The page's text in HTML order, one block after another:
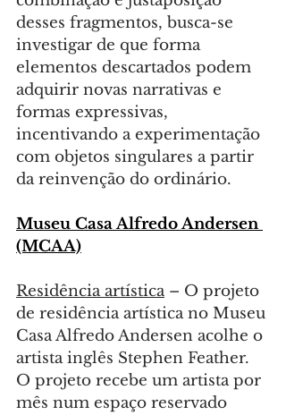
desses fragmentos, busca-se
investigar de que forma
elementos descartados podem
adquirir novas narrativas e
formas expressivas,
incentivando a experimentação
com objetos singulares a partir
da reinvenção do ordinário.
Museu Casa Alfredo Andersen
(MCAA)
Residência artística – O projeto
de residência artística no Museu
Casa Alfredo Andersen acolhe o
artista inglês Stephen Feather.
O projeto recebe um artista por
mês num espaço reservado